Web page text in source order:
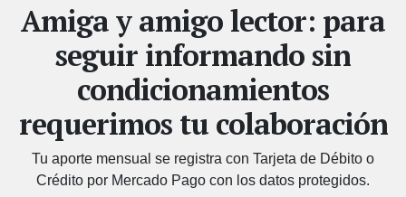
Amiga y amigo lector: para
seguir informando sin
condicionamientos
requerimos tu colaboración
Tu aporte mensual se registra con Tarjeta de Débito o
Crédito por Mercado Pago con los datos protegidos.